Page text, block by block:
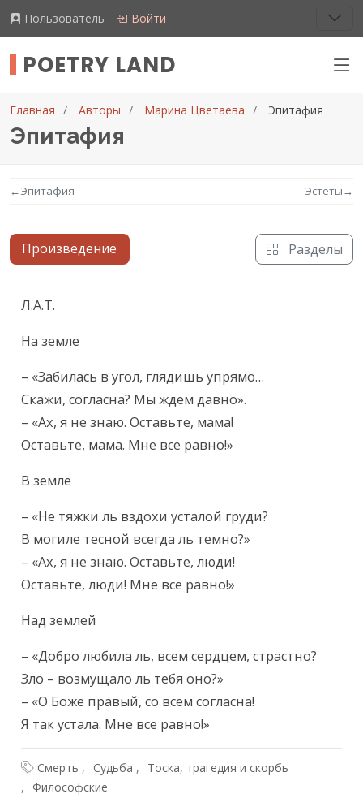
Пользователь Войти
POETRY LAND
Главная Авторы Марина Цветаева Эпитафия
Эпитафия
←Эпитафия Эстеты→
Произведение Разделы
Текст произведения
Л.А.Т.
На земле
– «Забилась в угол, глядишь упрямо…
Скажи, согласна? Мы ждем давно».
– «Ах, я не знаю. Оставьте, мама!
Оставьте, мама. Мне все равно!»
В земле
– «Не тяжки ль вздохи усталой груди?
В могиле тесной всегда ль темно?»
– «Ах, я не знаю. Оставьте, люди!
Оставьте, люди! Мне все равно!»
Над землей
– «Добро любила ль, всем сердцем, страстно?
Зло – возмущало ль тебя оно?»
– «О Боже правый, со всем согласна!
Я так устала. Мне все равно!»
Смерть Судьба
Тоска, трагедия и скорбь
Философские